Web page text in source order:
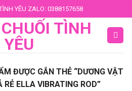
YÊU ZALO: 0388157658
ĐƯỢC GẮN THẺ “DƯƠNG VẬT
RẺ ELLA VIBRATING ROD”